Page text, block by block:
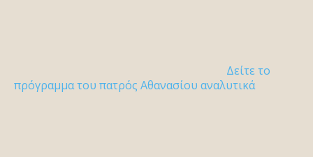
Δείτε το
πρόγραμμα του πατρός Αθανασίου αναλυτικά